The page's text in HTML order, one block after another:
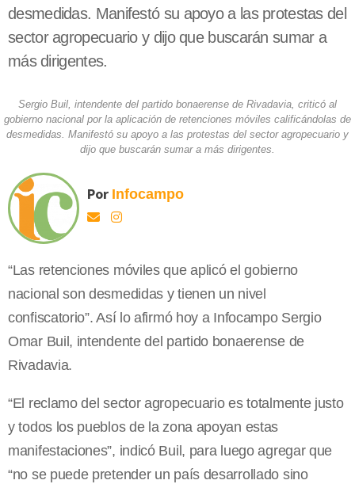
desmedidas. Manifestó su apoyo a las protestas del
sector agropecuario y dijo que buscarán sumar a
más dirigentes.
Sergio Buil, intendente del partido bonaerense de Rivadavia, criticó al
gobierno nacional por la aplicación de retenciones móviles calificándolas de
desmedidas. Manifestó su apoyo a las protestas del sector agropecuario y
dijo que buscarán sumar a más dirigentes.
Por Infocampo
“Las retenciones móviles que aplicó el gobierno
nacional son desmedidas y tienen un nivel
confiscatorio”. Así lo afirmó hoy a Infocampo Sergio
Omar Buil, intendente del partido bonaerense de
Rivadavia.
“El reclamo del sector agropecuario es totalmente justo
y todos los pueblos de la zona apoyan estas
manifestaciones”, indicó Buil, para luego agregar que
“no se puede pretender un país desarrollado sino